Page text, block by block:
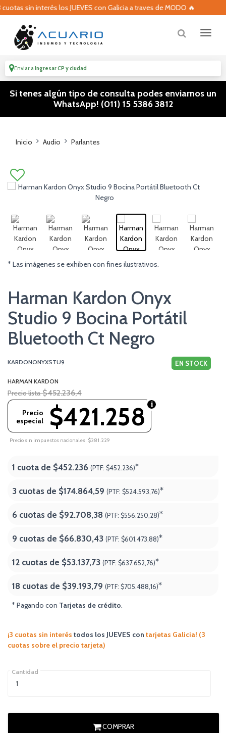
sin interés los JUEVES con Galicia a traves de MODO 🔥
Enviar aIngresar CP y ciudad
Si tenes algún tipo de consulta podes enviarnos un
WhatsApp! (011) 15 5386 3812
Inicio Audio Parlantes
* Las imágenes se exhiben con fines ilustrativos.
Harman Kardon Onyx
Studio 9 Bocina Portátil
Bluetooth Ct Negro
KARDONONYXSTU9 EN STOCK
HARMAN KARDON
Precio lista $452.236,4
$421.258
Precio
especial
Precio sin impuestos nacionales: $381.229
1 cuota de $452.236 (PTF: $452.236)*
3 cuotas de $174.864,59 (PTF: $524.593,76)*
6 cuotas de $92.708,38 (PTF: $556.250,28)*
9 cuotas de $66.830,43 (PTF: $601.473,88)*
12 cuotas de $53.137,73 (PTF: $637.652,76)*
18 cuotas de $39.193,79 (PTF: $705.488,16)*
* Pagando con Tarjetas de crédito.
¡3 cuotas sin interés todos los JUEVES con tarjetas Galicia! (3
cuotas sobre el precio tarjeta)
Cantidad
COMPRAR